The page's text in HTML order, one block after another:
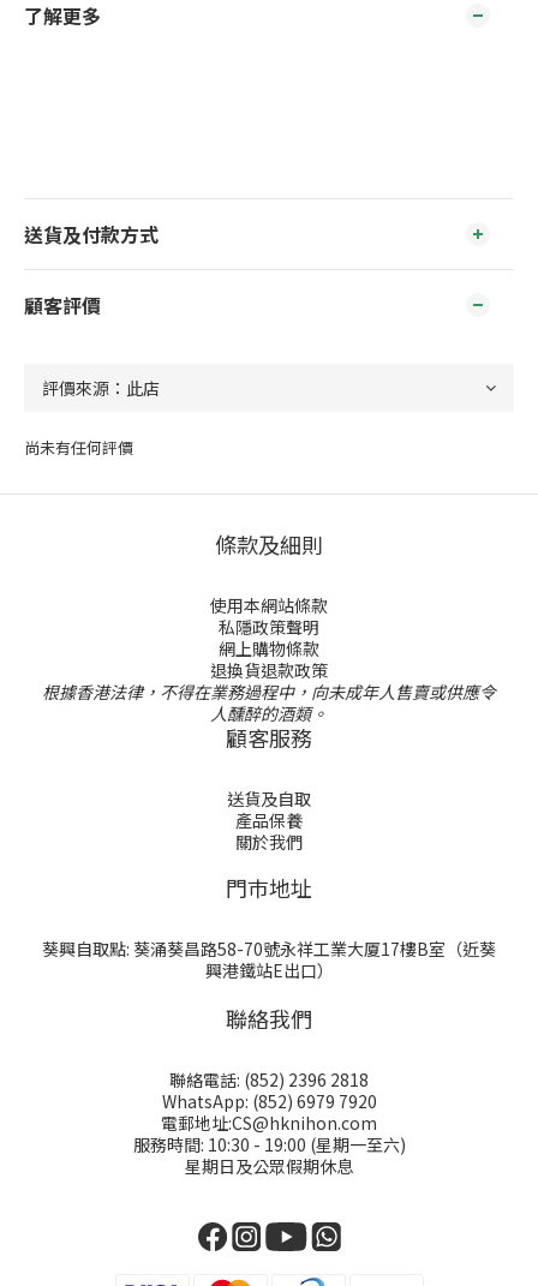
了解更多
送貨及付款方式
顧客評價
尚未有任何評價
條款及細則
使用本網站條款
私隱政策聲明
網上購物條款
退換貨退款政策
根據香港法律，不得在業務過程中，向未成年人售賣或供應令
人醺醉的酒類。
顧客服務
送貨及自取
產品保養
關於我們
門巿地址
葵興自取點: 葵涌葵昌路58-70號永祥工業大厦17樓B室（近葵
興港鐵站E出口）
聯絡我們
聯絡電話: (852) 2396 2818
WhatsApp: (852) 6979 7920
電郵地址:CS@hknihon.com
服務時間: 10:30 - 19:00 (星期一至六)
星期日及公眾假期休息